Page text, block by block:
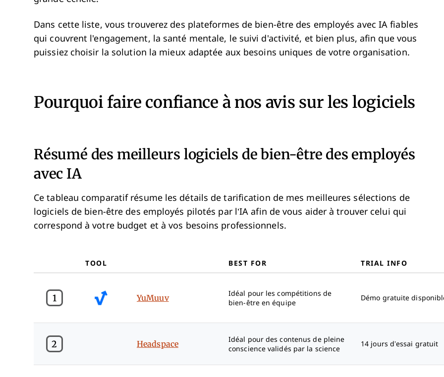
Dans cette liste, vous trouverez des plateformes de bien-être des employés avec IA fiables
qui couvrent l'engagement, la santé mentale, le suivi d'activité, et bien plus, afin que vous
puissiez choisir la solution la mieux adaptée aux besoins uniques de votre organisation.
Pourquoi faire confiance à nos avis sur les logiciels
Résumé des meilleurs logiciels de bien-être des employés
avec IA
Ce tableau comparatif résume les détails de tarification de mes meilleures sélections de
logiciels de bien-être des employés pilotés par l’IA afin de vous aider à trouver celui qui
correspond à votre budget et à vos besoins professionnels.
TOOL BEST FOR TRIAL INFO
1 YuMuuv
Idéal pour les compétitions de
bien-être en équipe
Démo gratuite
2 Headspace
Idéal pour des contenus de pleine
conscience validés par la science
14 jours d’essai gratuit